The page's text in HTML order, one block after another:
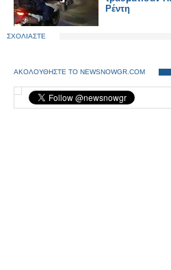
Ρέντη
ΣΧΟΛΙΑΣΤΕ
ΑΚΟΛΟΥΘΗΣΤΕ ΤΟ NEWSNOWGR.COM